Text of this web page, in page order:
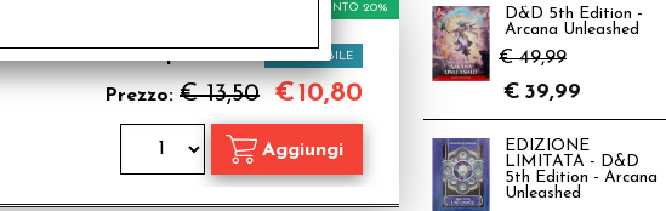
DISPONIBILE
Prezzo: € 13,50
SCONTO 20%
€10,80
D&D 5th Edition -
Arcana Unleashed
€ 49,99
€ 39,99
EDIZIONE
LIMITATA - D&D
5th Edition - Arcana
Unleashed